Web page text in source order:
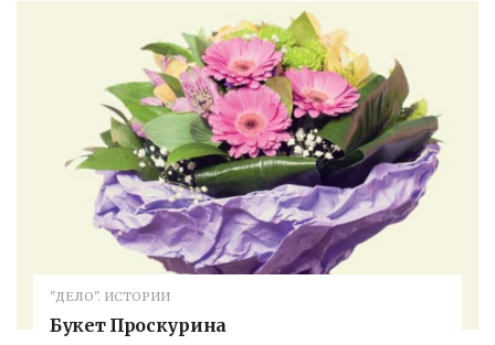
"ДЕЛО". ИСТОРИИ
Букет Проскурина